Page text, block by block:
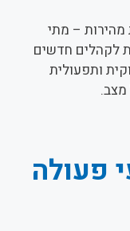
– מתי
לקהלים חדשים
ותפעולית
פעולה